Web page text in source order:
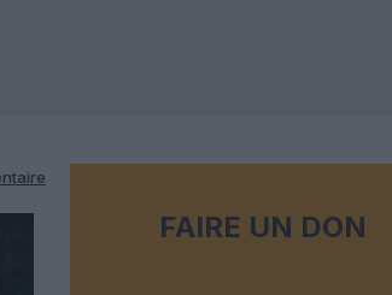
FAIRE UN DON